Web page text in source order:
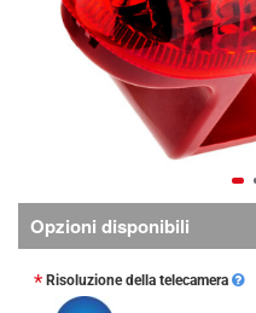
Opzioni disponibili
Risoluzione della telecamera